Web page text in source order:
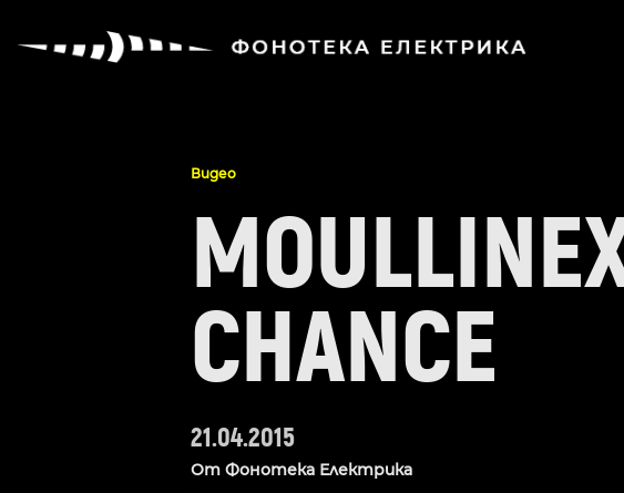
Видео
CHANCE
21.04.2015
От Фонотека Електрика